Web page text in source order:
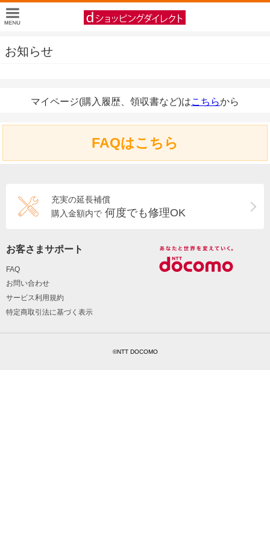
お知らせ
マイページ(購入履歴、領収書など)はこちらから
FAQはこちら
充実の延長補償
購入金額内で 何度でも修理OK
お客さまサポート
FAQ
お問い合わせ
サービス利用規約
特定商取引法に基づく表示
©NTT DOCOMO